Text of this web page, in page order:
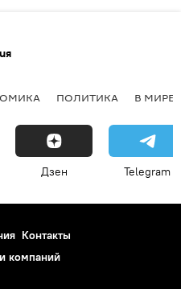
ПОЛИТИКА В МИРЕ
Дзен Telegram
Контакты
компаний